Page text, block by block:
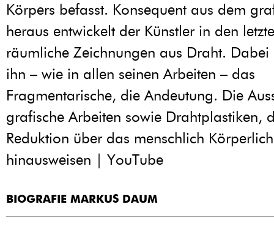
Körpers befasst. Konsequent aus dem
heraus entwickelt der Künstler in den
räumliche Zeichnungen aus Draht. Dabei
ihn – wie in allen seinen Arbeiten – das
Fragmentarische, die Andeutung. Die
grafische Arbeiten sowie Drahtplastiken,
Reduktion über das menschlich
hinausweisen | YouTube
BIOGRAFIE MARKUS DAUM